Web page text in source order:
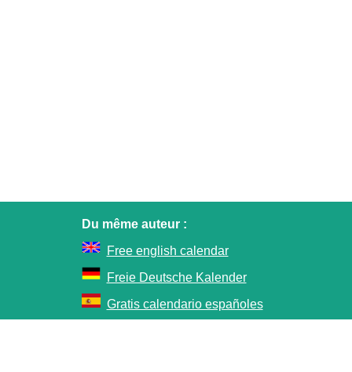
Du même auteur :
Free english calendar
Freie Deutsche Kalender
Gratis calendario españoles